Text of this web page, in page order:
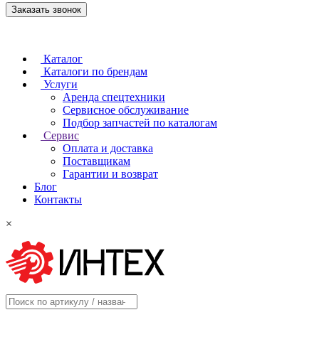
Заказать звонок
Каталог
Каталоги по брендам
Услуги
Аренда спецтехники
Сервисное обслуживание
Подбор запчастей по каталогам
Сервис
Оплата и доставка
Поставщикам
Гарантии и возврат
Блог
Контакты
×